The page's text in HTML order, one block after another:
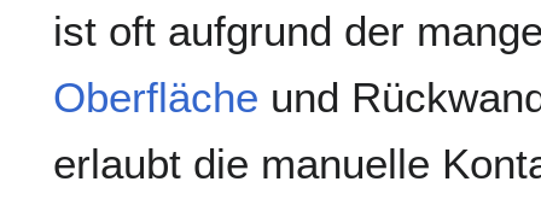
ist oft aufgrund der
Oberfläche und
erlaubt die manuelle